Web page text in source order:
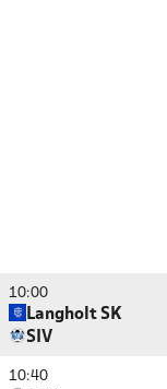
10:00
Langholt SK
SIV
10:40